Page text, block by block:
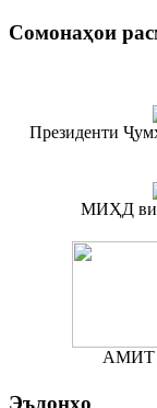
Сомонаҳои
Президенти
МИҲД
АМИТ
Эълонҳо